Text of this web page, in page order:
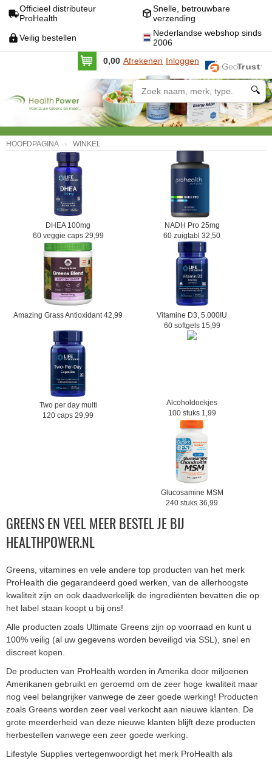
Officieel distributeur
ProHealth
Snelle, betrouwbare
verzending
Veilig bestellen
Nederlandse webshop sinds
2006
0,00 Afrekenen Inloggen
🔍
HOOFDPAGINA WINKEL
DHEA 100mg
60 veggie caps 29,99
NADH Pro 25mg
60 zuigtabl 32,50
Amazing Grass Antioxidant 42,99
Vitamine D3, 5.000IU
60 softgels 15,99
Two per day multi
120 caps 29,99
Alcoholdoekjes
100 stuks 1,99
Glucosamine MSM
240 stuks 36,99
GREENS EN VEEL MEER BESTEL JE BIJ
HEALTHPOWER.NL
Greens, vitamines en vele andere top producten van het merk
ProHealth die gegarandeerd goed werken, van de allerhoogste
kwaliteit zijn en ook daadwerkelijk de ingrediënten bevatten die op
het label staan koopt u bij ons!
Alle producten zoals Ultimate Greens zijn op voorraad en kunt u
100% veilig (al uw gegevens worden beveiligd via SSL), snel en
discreet kopen.
De producten van ProHealth worden in Amerika door miljoenen
Amerikanen gebruikt en geroemd om de zeer hoge kwaliteit maar
nog veel belangrijker vanwege de zeer goede werking! Producten
zoals Greens worden zeer veel verkocht aan nieuwe klanten. De
grote meerderheid van deze nieuwe klanten blijft deze producten
herbestellen vanwege een zeer goede werking.
Lifestyle Supplies vertegenwoordigt het merk ProHealth als